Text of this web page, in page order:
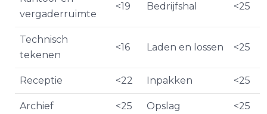
vergaderruimte
<19 Bedrijfshal <25
Technisch
tekenen
<16 Laden en lossen <25
Receptie <22 Inpakken <25
Archief <25 Opslag <25